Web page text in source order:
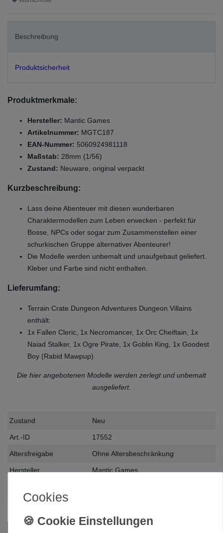
Beschreibung
Produktsicherheit
Produktmerkmale:
Hersteller: Mantic Games
Artikelnummer: MGTC187
EAN-Nummer: 5060924981118
Maßstab: 28mm (1/56)
Zustand: Neuware, original verpackt
Kurzbeschreibung:
Lass deine Abenteuer mit diesen wunderbaren
Charaktermodellen zum Leben erwecken - perfekt für
Bosse, NPCs oder sogar zum Zusammenstellen einer
schurkischen Gruppe alternativer Abenteurer!
Die Modelle werden unbemalt und unaufgebaut geliefert.
Kleber und Farbe sind nicht enthalten.
Lieferumfang:
Terrain Crate Dungeon Adventures Dungeon Villains
enthält:
1x Fallen Cleric, 1x Necromancer, 1x Orc Cheiftain, 1x
Naiad Stalker, 1x Ogre Pirate, 1x Goblin King, 1x Goodest
Boy (Rabid Mawpup)
Die hier angebotenen Modelle werden zerlegt und unbemalt
ausgeliefert.
Zustand Neu
Art.-ID 17552
Altersfreigabe Ohne Altersbeschränkung
Hersteller Mantic Games
InhaltCookies